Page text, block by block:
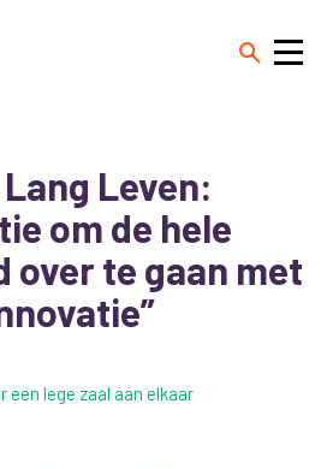
Leven:
om de hele
over te gaan met
een lege zaal aan elkaar